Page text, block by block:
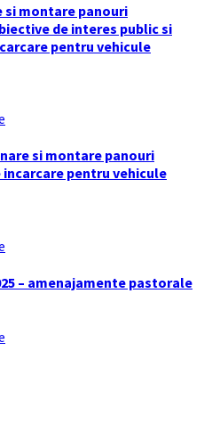
si montare panouri
de interes public si
pentru vehicule
si montare panouri
pentru vehicule
– amenajamente pastorale